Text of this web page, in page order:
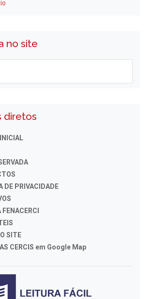
no site
diretos
DE PRIVACIDADE
FENACERCI
SITE
CERCIS em Google Map